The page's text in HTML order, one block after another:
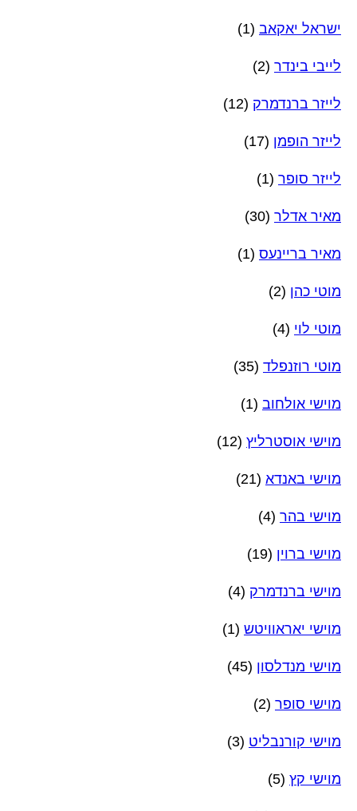
ישראל יאקאב (1)
לייבי בינדר (2)
לייזר ברנדמרק (12)
לייזר הופמן (17)
לייזר סופר (1)
מאיר אדלר (30)
מאיר בריינעס (1)
מוטי כהן (2)
מוטי לוי (4)
מוטי רוזנפלד (35)
מוישי אולחוב (1)
מוישי אוסטרליץ (12)
מוישי באנדא (21)
מוישי בהר (4)
מוישי ברוין (19)
מוישי ברנדמרק (4)
מוישי יאראוויטש (1)
מוישי מנדלסון (45)
מוישי סופר (2)
מוישי קורנבליט (3)
מוישי קץ (5)